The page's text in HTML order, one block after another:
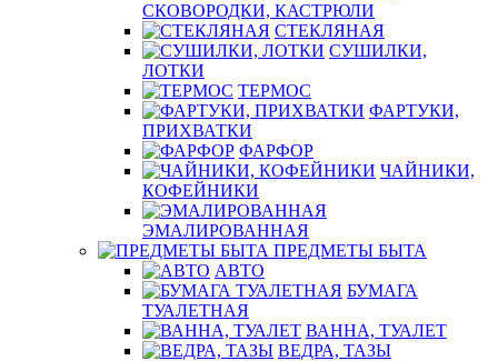
СКОВОРОДКИ, КАСТРЮЛИ
СТЕКЛЯНАЯ
СУШИЛКИ,
ЛОТКИ
ТЕРМОС
ФАРТУКИ,
ПРИХВАТКИ
ФАРФОР
ЧАЙНИКИ,
КОФЕЙНИКИ
ЭМАЛИРОВАННАЯ
ПРЕДМЕТЫ БЫТА
АВТО
БУМАГА
ТУАЛЕТНАЯ
ВАННА, ТУАЛЕТ
ВЕДРА, ТАЗЫ